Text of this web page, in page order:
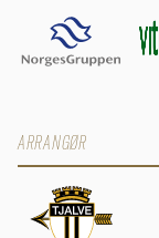
ARRANGØR